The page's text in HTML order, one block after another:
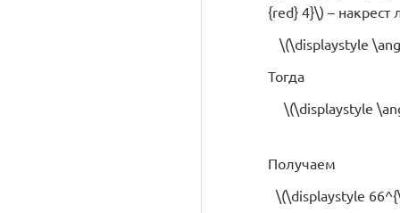
{red} 4}\) –
\(\displaystyle
Тогда
\(\displaystyle
Получаем
\(\displaystyle